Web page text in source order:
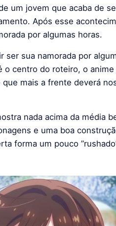
um jovem que acaba de
Após esse
por algumas horas.
ser sua namorada por
centro do roteiro, o
mais a frente deverá
nada acima da média
e uma boa
forma um pouco